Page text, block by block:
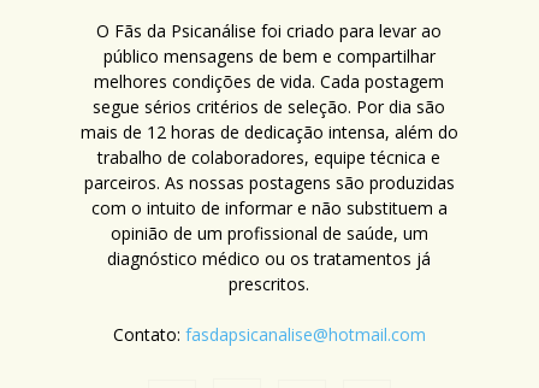
O Fãs da Psicanálise foi criado para levar ao
público mensagens de bem e compartilhar
melhores condições de vida. Cada postagem
segue sérios critérios de seleção. Por dia são
mais de 12 horas de dedicação intensa, além do
trabalho de colaboradores, equipe técnica e
parceiros. As nossas postagens são produzidas
com o intuito de informar e não substituem a
opinião de um profissional de saúde, um
diagnóstico médico ou os tratamentos já
prescritos.
Contato: fasdapsicanalise@hotmail.com